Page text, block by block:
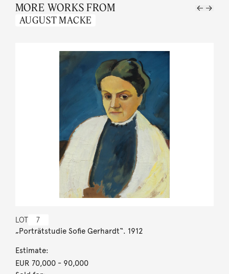
MORE WORKS FROM
AUGUST MACKE
LOT 7
„Porträtstudie Sofie Gerhardt“. 1912
Estimate:
EUR 70,000- 90,000